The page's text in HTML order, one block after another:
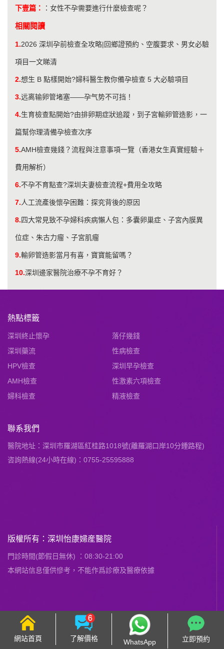
下壹篇：
： 女性不孕需要進行什麼檢查呢？
相關閱讀
1.2026 深圳孕前檢查全攻略|回鄉證預約、空腹要求、男女必驗
項目一文睇清
2.想生 B 點樣開始?婦科醫生教你備孕檢查 5 大必驗項目
3.远离输卵管堵塞——孕气势不可挡！
4.生育檢查點開始?由排卵期症狀追蹤，到子宮輸卵管造影，一
篇幫你理清備孕檢查次序
5.AMH檢查幾錢？流程與注意事項一覽（香港女生真實經驗＋
費用解析）
6.不孕不育點查?深圳夫妻檢查流程+費用全攻略
7.人工流產後懷孕困難：探究背後的原因
8.四大常見致不孕婦科疾病懶人包：多囊卵巢症、子宮內膜異
位症、朱古力瘤、子宮肌瘤
9.輸卵管造影當月有喜，寶寶能留嗎？
10.深圳邊家醫院治療不孕不育好？
熱點標籤
深圳終止懷孕
落仔幾錢
深圳藥流
性病檢查
HPV檢查
深圳早孕檢查
AMH檢查
性激素六項檢查
婦科檢查
精液檢查
聯系我們
醫院地址：深圳市羅湖區紅桂路1018號(離羅湖口岸10分鍾路程)
咨詢熱線(24小時在線)：0755-25595888
版權所有：深圳怡康婦産醫院
門診時間(節假日無休) ：08:30-21:00
本網站信息僅供慘考，不能作爲診療及醫療依據
網站首頁 了解價格 WhatsApp 立即預約